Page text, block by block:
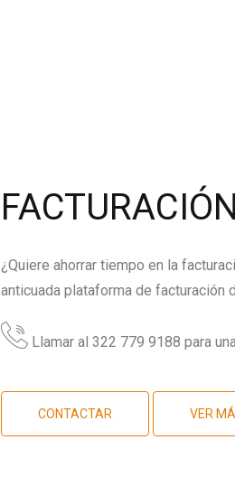
FACTURACIÓN
¿Quiere ahorrar tiempo en la
anticuada plataforma de facturación
Llamar al 322 779 9188 para
CONTACTAR VER